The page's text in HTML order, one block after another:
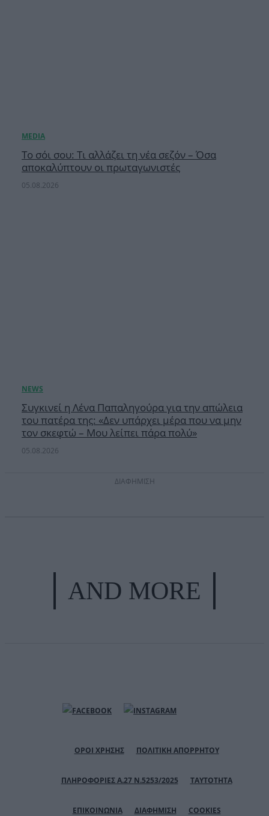
Το σόι σου: Τι αλλάζει τη νέα σεζόν – Όσα
αποκαλύπτουν οι πρωταγωνιστές
05.08.2026
Συγκινεί η Λένα Παπαληγούρα για την απώλεια
του πατέρα της: «Δεν υπάρχει μέρα που να μην
τον σκεφτώ – Μου λείπει πάρα πολύ»
05.08.2026
ΔΙΑΦΗΜΙΣΗ
AND MORE
ΟΡΟΙ ΧΡΗΣΗΣ ΠΟΛΙΤΙΚΗ ΑΠΟΡΡΗΤΟΥ
ΠΛΗΡΟΦΟΡΙΕΣ Α.27 Ν.5253/2025 ΤΑΥΤΟΤΗΤΑ
ΕΠΙΚΟΙΝΩΝΙΑ ΔΙΑΦΗΜΙΣΗ COOKIES